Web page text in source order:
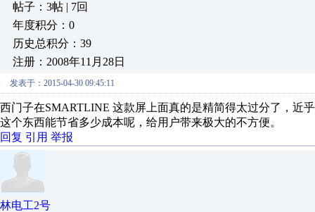
帖子：3帖 | 7回
年度积分：0
历史总积分：39
注册：2008年11月28日
发表于：2015-04-30 09:45:11
西门子在SMARTLINE 这款屏上面真的是精简得太过分了，近
这个东西能节省多少成本呢，给用户带来极大的不方便。
回复 引用 举报
林电工2号